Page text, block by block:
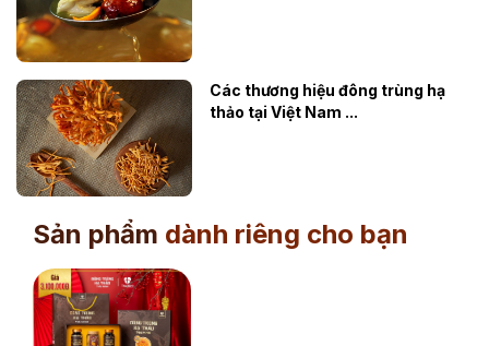
Các thương hiệu đông trùng hạ
thảo tại Việt Nam ...
Sản phẩm dành riêng cho bạn